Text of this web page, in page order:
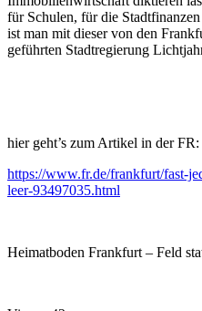
für Schulen, für die
ist man mit dieser von den
geführten Stadtregierung
hier geht’s zum Artikel in der FR:
https://www.fr.de/frankfurt/fast-
leer-93497035.html
Heimatboden Frankfurt – Feld